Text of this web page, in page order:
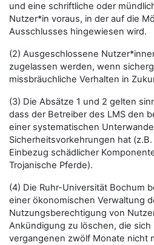
und eine schriftliche oder
Nutzer*in voraus, in der auf die
Ausschlusses hingewiesen wird.
(2) Ausgeschlossene
zugelassen werden, wenn
missbräuchliche Verhalten in
(3) Die Absätze 1 und 2 gelten
dass der Betreiber des LMS den
einer systematischen
Sicherheitsvorkehrungen hat
Einbezug schädlicher
Trojanische Pferde).
(4) Die Ruhr-Universität Bochum
einer ökonomischen Verwaltung
Nutzungsberechtigung von
Ankündigung zu löschen, die sich
vergangenen zwölf Monate nicht